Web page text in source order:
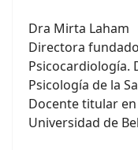
Dra Mirta Laham
Directora
Psicocardiología.
Psicología de la
Docente titular
Universidad de